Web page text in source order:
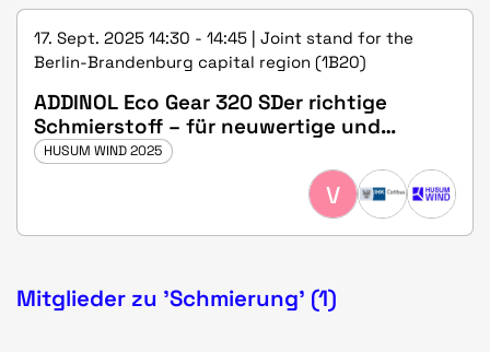
17. Sept. 2025 14:30 - 14:45 | Joint stand for the
Berlin-Brandenburg capital region (1B20)
ADDINOL Eco Gear 320 SDer richtige
Schmierstoff – für neuwertige und
vorgeschädigten Getriebe
HUSUM WIND 2025
V
Mitglieder zu 'Schmierung' (1)